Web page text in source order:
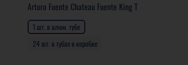
Arturo Fuente Chateau Fuente King T
1 шт. в алюм. тубе
24 шт. в тубах в коробке